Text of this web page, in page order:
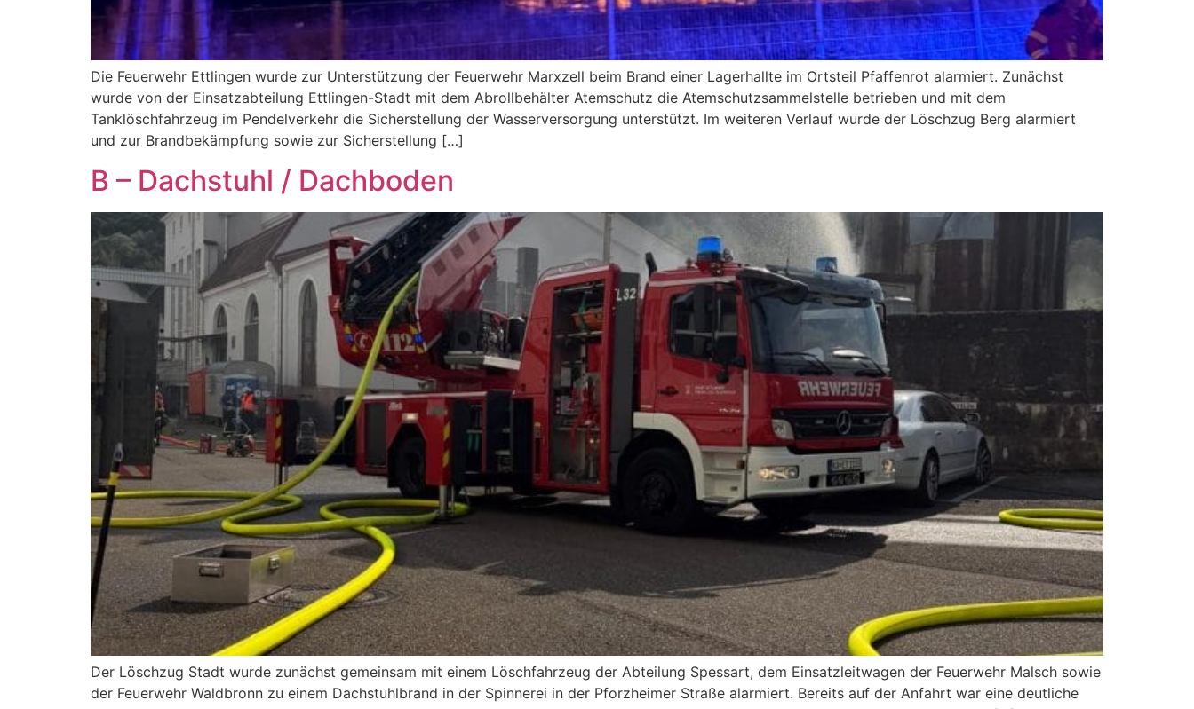
Die Feuerwehr Ettlingen wurde zur Unterstützung der Feuerwehr Marxzell beim Brand einer Lagerhallte im Ortsteil Pfaffenrot alarmiert. Zunächst
wurde von der Einsatzabteilung Ettlingen-Stadt mit dem Abrollbehälter Atemschutz die Atemschutzsammelstelle betrieben und mit dem
Tanklöschfahrzeug im Pendelverkehr die Sicherstellung der Wasserversorgung unterstützt. Im weiteren Verlauf wurde der Löschzug Berg alarmiert
und zur Brandbekämpfung sowie zur Sicherstellung […]
B – Dachstuhl / Dachboden
Der Löschzug Stadt wurde zunächst gemeinsam mit einem Löschfahrzeug der Abteilung Spessart, dem Einsatzleitwagen der Feuerwehr Malsch sowie
der Feuerwehr Waldbronn zu einem Dachstuhlbrand in der Spinnerei in der Pforzheimer Straße alarmiert. Bereits auf der Anfahrt war eine deutliche